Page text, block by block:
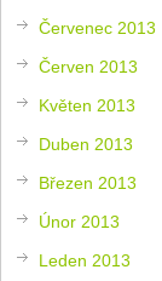
Červenec 2013
Červen 2013
Květen 2013
Duben 2013
Březen 2013
Únor 2013
Leden 2013